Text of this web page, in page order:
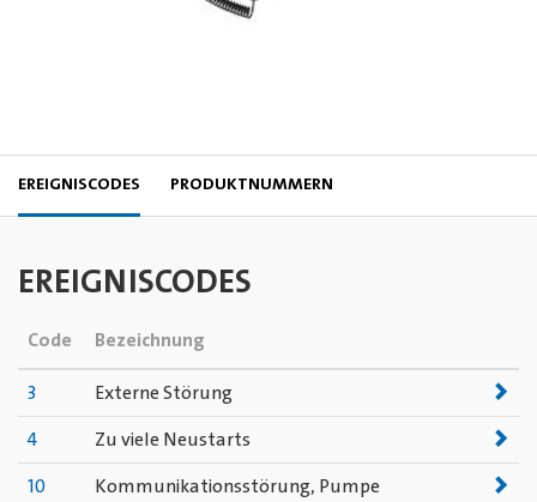
EREIGNISCODES PRODUKTNUMMERN
EREIGNISCODES
Code Bezeichnung
3 Externe Störung
4 Zu viele Neustarts
10 Kommunikationsstörung, Pumpe